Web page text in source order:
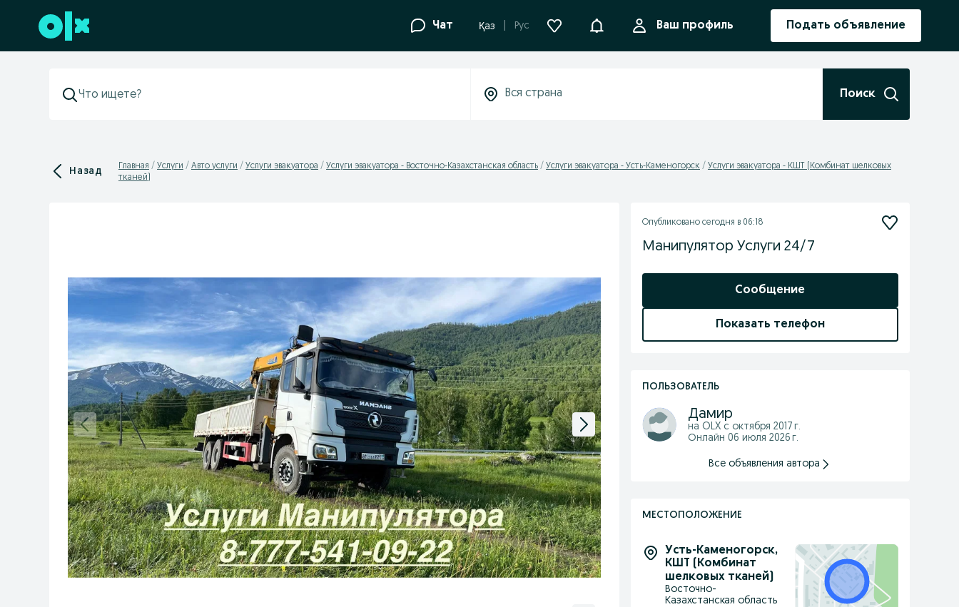
Перейти к нижнему колонтитулу Чат Қаз Рус УведомленияВаш профиль Подать объявление
Поиск
Назад Главная Услуги Авто услуги Услуги эвакуатора Услуги эвакуатора - Восточно-Казахстанская область Услуги эвакуатора - Усть-Каменогорск
Услуги эвакуатора - КШТ (Комбинат шелковых
тканей)
Опубликовано сегодня в 06:18
Манипулятор Услуги 24/7
Сообщение
Показать телефон
ПОЛЬЗОВАТЕЛЬ
Дамир
на OLX с октября 2017 г.
Онлайн 06 июля 2026 г.
Все объявления автора
МЕСТОПОЛОЖЕНИЕ
Усть-Каменогорск,
КШТ (Комбинат
шелковых тканей)
Восточно-
Казахстанская область